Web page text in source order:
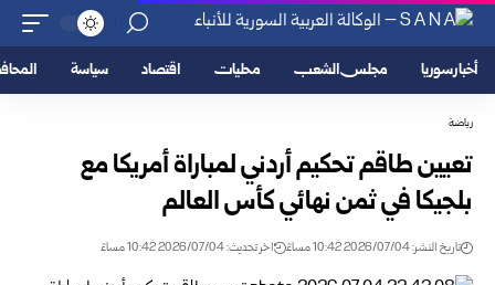
أخبار سوريا مجلس الشعب محليات اقتصاد سياسة
رياضة
تعيين طاقم تحكيم أردني لمباراة أمريكا مع
بلجيكا في ثمن نهائي كأس العالم
تاريخ النشر: 2026/07/04 10:42 مساءً اخر تحديث: 2026/07/04 10:42 مساءً